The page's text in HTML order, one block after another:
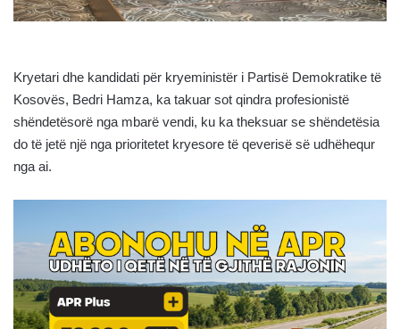
Kryetari dhe kandidati për kryeministër i Partisë Demokratike të
Kosovës, Bedri Hamza, ka takuar sot qindra profesionistë
shëndetësorë nga mbarë vendi, ku ka theksuar se shëndetësia
do të jetë një nga prioritetet kryesore të qeverisë së udhëhequr
nga ai.